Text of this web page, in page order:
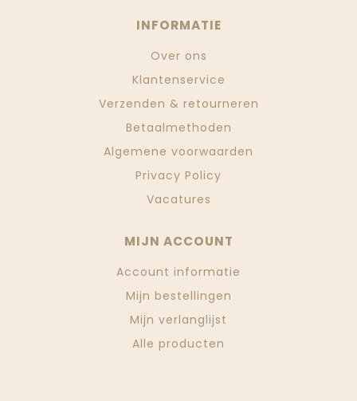
INFORMATIE
Over ons
Klantenservice
Verzenden & retourneren
Betaalmethoden
Algemene voorwaarden
Privacy Policy
Vacatures
MIJN ACCOUNT
Account informatie
Mijn bestellingen
Mijn verlanglijst
Alle producten